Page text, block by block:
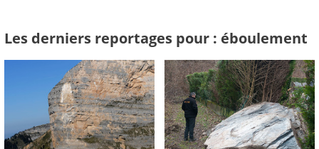
Les derniers reportages pour : éboulement